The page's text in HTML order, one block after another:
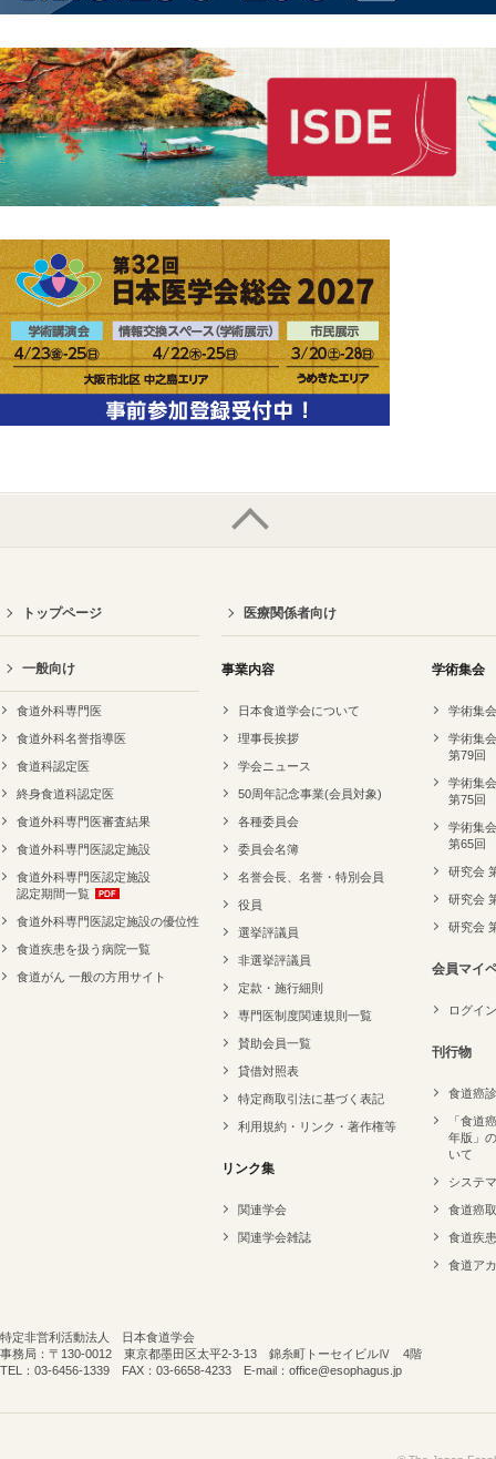
トップページ
一般向け
食道外科専門医
食道外科名誉指導医
食道科認定医
終身食道科認定医
食道外科専門医審査結果
食道外科専門医認定施設
食道外科専門医認定施設
認定期間一覧
食道外科専門医認定施設の優位性
食道疾患を扱う病院一覧
食道がん 一般の方用サイト
医療関係者向け
事業内容
日本食道学会について
理事長挨拶
学会ニュース
50周年記念事業(会員対象)
各種委員会
委員会名簿
名誉会長、名誉・特別会員
役員
選挙評議員
非選挙評議員
定款・施行細則
専門医制度関連規則一覧
賛助会員一覧
貸借対照表
特定商取引法に基づく表記
利用規約・リンク・著作権等
リンク集
関連学会
関連学会雑誌
学術集会
学術集
学術集
第79回
学術集
第75回
学術集
第65回
研究会
研究会
研究会
会員マイ
ログイン
刊行物
食道癌
「食道
年版」
いて
システ
食道癌
食道疾
食道ア
特定非営利活動法人 日本食道学会
事務局：〒130-0012 東京都墨田区太平2-3-13 錦糸町トーセイビルⅣ 4階
TEL：03-6456-1339 FAX：03-6658-4233 E-mail：office@esophagus.jp